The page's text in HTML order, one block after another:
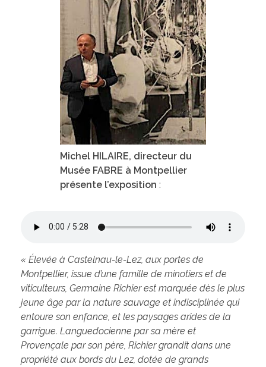
Michel HILAIRE, directeur du
Musée FABRE à Montpellier
présente l’exposition :
« Élevée à Castelnau-le-Lez, aux portes de
Montpellier, issue d’une famille de minotiers et de
viticulteurs, Germaine Richier est marquée dès le plus
jeune âge par la nature sauvage et indisciplinée qui
entoure son enfance, et les paysages arides de la
garrigue. Languedocienne par sa mère et
Provençale par son père, Richier grandit dans une
propriété aux bords du Lez, dotée de grands